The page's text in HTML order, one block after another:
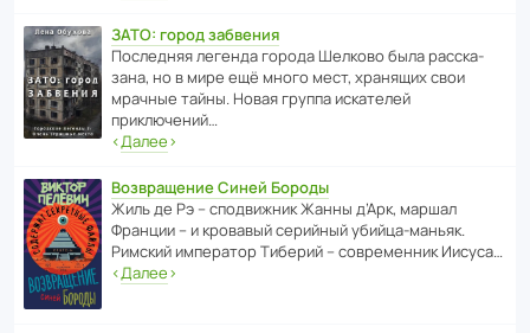
ЗАТО: город забвения
После­дняя легенда города Шелково была расска­
зана, но в мире ещё много мест, хранящих свои
мрачные тайны. Новая группа иска­телей
приключений…
‹Далее›
Возвращение Синей Бороды
Жиль де Рэ – спод­ви­жник Жанны д’Арк, маршал
Франции – и кровавый серийный убийца-маньяк.
Римский импе­ратор Тиберий – совре­менник Иисуса…
‹Далее›